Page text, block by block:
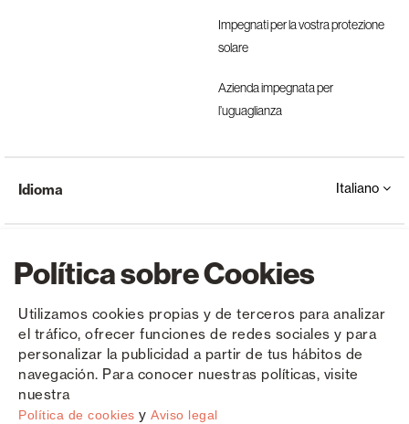
Política sobre Cookies
Utilizamos cookies propias y de terceros para analizar
el tráfico, ofrecer funciones de redes sociales y para
personalizar la publicidad a partir de tus hábitos de
navegación. Para conocer nuestras políticas, visite
nuestra
Política de cookies y Aviso legal
Impegnati per la vostra protezione
solare
Azienda impegnata per
l’uguaglianza
Copyright © Saxun 2023 - 2026 politica sulla riservatezza Avviso legale Cookies
Idioma Italiano